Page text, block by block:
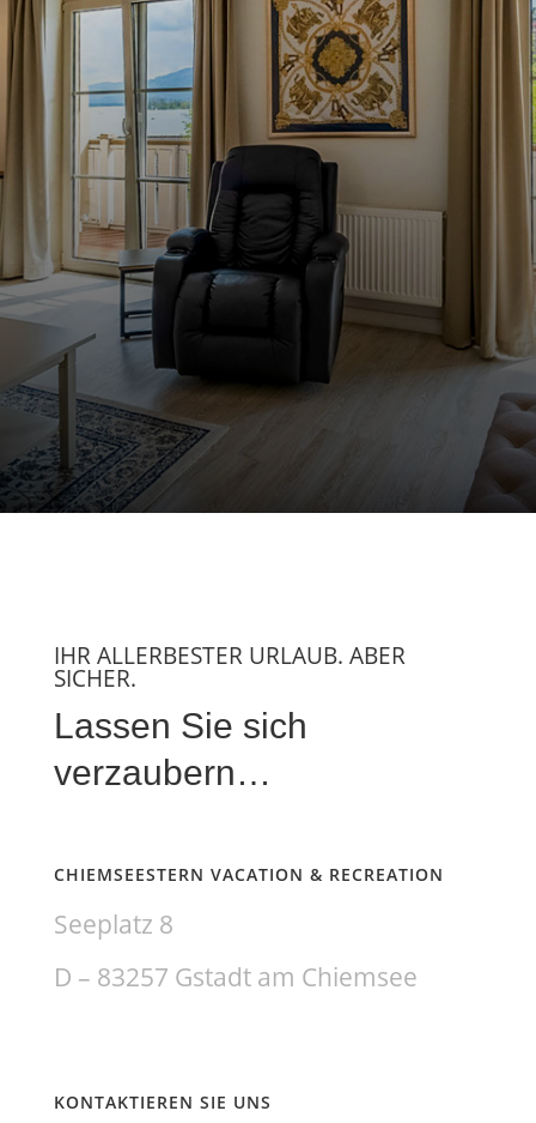
IHR ALLERBESTER URLAUB. ABER
SICHER.
Lassen Sie sich
verzaubern…
CHIEMSEESTERN VACATION & RECREATION
​Seeplatz 8
D – 83257 Gstadt am Chiemsee
KONTAKTIEREN SIE UNS